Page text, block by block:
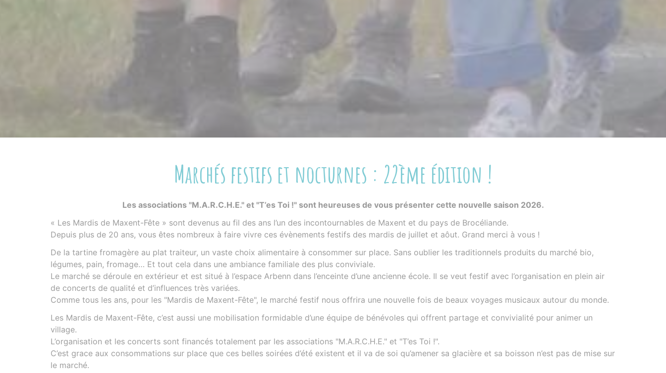
Marchés festifs et nocturnes : 22ème édition !
Les associations "M.A.R.C.H.E." et "T’es Toi !" sont heureuses de vous présenter cette nouvelle saison 2026.
« Les Mardis de Maxent-Fête » sont devenus au fil des ans l’un des incontournables de Maxent et du pays de Brocéliande.
Depuis plus de 20 ans, vous êtes nombreux à faire vivre ces évènements festifs des mardis de juillet et aôut. Grand merci à vous !
De la tartine fromagère au plat traiteur, un vaste choix alimentaire à consommer sur place. Sans oublier les traditionnels produits du marché bio,
légumes, pain, fromage… Et tout cela dans une ambiance familiale des plus conviviale.
Le marché se déroule en extérieur et est situé à l’espace Arbenn dans l’enceinte d’une ancienne école. Il se veut festif avec l’organisation en plein air
de concerts de qualité et d’influences très variées.
Comme tous les ans, pour les "Mardis de Maxent-Fête", le marché festif nous offrira une nouvelle fois de beaux voyages musicaux autour du monde.
Les Mardis de Maxent-Fête, c’est aussi une mobilisation formidable d’une équipe de bénévoles qui offrent partage et convivialité pour animer un
village.
L’organisation et les concerts sont financés totalement par les associations "M.A.R.C.H.E." et "T’es Toi !".
C’est grace aux consommations sur place que ces belles soirées d’été existent et il va de soi qu’amener sa glacière et sa boisson n’est pas de mise sur
le marché.